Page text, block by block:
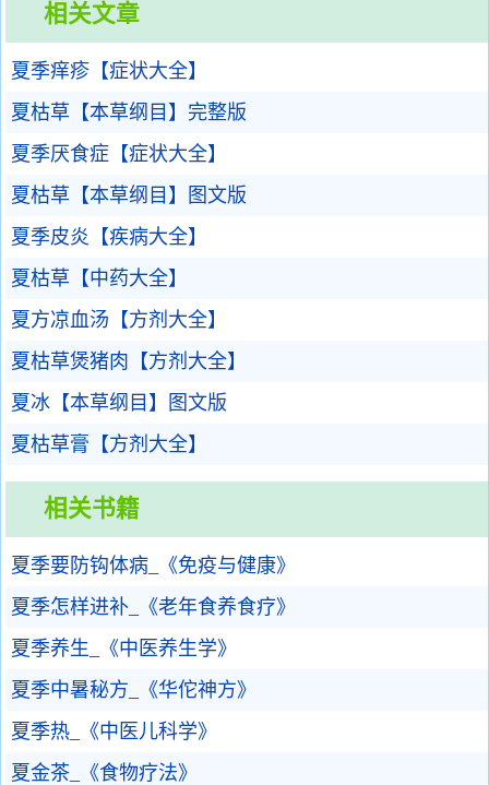
相关文章
夏季痒疹【症状大全】
夏枯草【本草纲目】完整版
夏季厌食症【症状大全】
夏枯草【本草纲目】图文版
夏季皮炎【疾病大全】
夏枯草【中药大全】
夏方凉血汤【方剂大全】
夏枯草煲猪肉【方剂大全】
夏冰【本草纲目】图文版
夏枯草膏【方剂大全】
相关书籍
夏季要防钩体病_《免疫与健康》
夏季怎样进补_《老年食养食疗》
夏季养生_《中医养生学》
夏季中暑秘方_《华佗神方》
夏季热_《中医儿科学》
夏金茶_《食物疗法》